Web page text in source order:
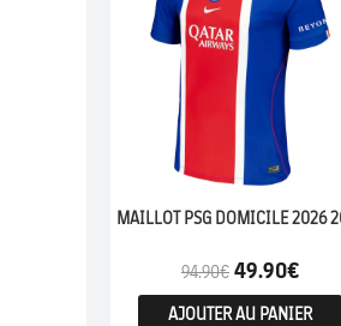
MAILLOT PSG DOMICILE 2026
94.90€ 49.90€
AJOUTER AU PANIER